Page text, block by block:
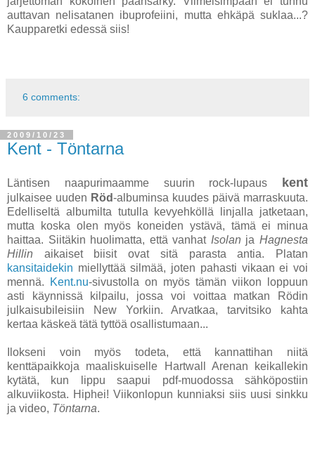
auttavan nelisatanen ibuprofeiini, mutta ehkäpä suklaa...?
Kaupparetki edessä siis!
6 comments:
2009/10/23
Kent - Töntarna
Läntisen naapurimaamme suurin rock-lupaus kent
julkaisee uuden Röd-albuminsa kuudes päivä marraskuuta.
Edelliseltä albumilta tutulla kevyehköllä linjalla jatketaan,
mutta koska olen myös koneiden ystävä, tämä ei minua
haittaa. Siitäkin huolimatta, että vanhat Isolan jaHagnesta
Hillin aikaiset biisit ovat sitä parasta antia. Platan
kansitaidekin miellyttää silmää, joten pahasti vikaan ei voi
mennä.
Kent.nu-sivustolla on myös tämän viikon loppuun
asti käynnissä kilpailu, jossa voi voittaa matkan Rödin
julkaisubileisiin New Yorkiin. Arvatkaa, tarvitsiko kahta
kertaa käskeä tätä tyttöä osallistumaan...
Ilokseni voin myös todeta, että kannattihan niitä
kenttäpaikkoja maaliskuiselle Hartwall Arenan keikallekin
kytätä, kun lippu saapui pdf-muodossa sähköpostiin
alkuviikosta. Hiphei! Viikonlopun kunniaksi siis uusi sinkku
ja video, Töntarna.